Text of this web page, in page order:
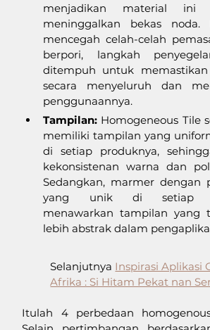
menjadikan material ini
meninggalkan bekas noda.
mencegah celah-celah
berpori, langkah
ditempuh untuk
secara menyeluruh dan
penggunaannya.
Tampilan: Homogeneous Tile
memiliki tampilan yang
di setiap produknya,
kekonsistenan warna dan
Sedangkan, marmer dengan
yang unik di setiap
menawarkan tampilan yang
lebih abstrak dalam
Selanjutnya Inspirasi Aplikasi
Afrika : Si Hitam Pekat nan
Itulah 4 perbedaan